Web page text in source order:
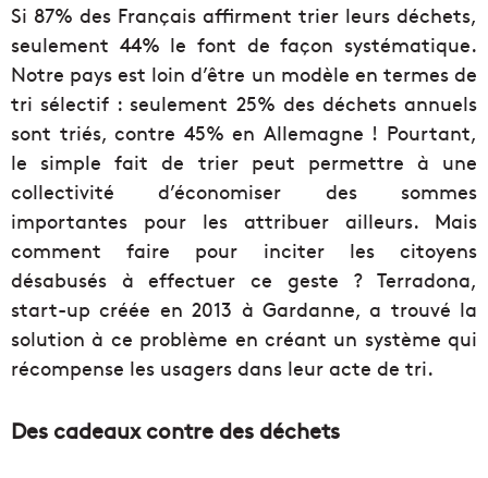
Si 87% des Français affirment trier leurs déchets,
seulement 44% le font de façon systématique.
Notre pays est loin d’être un modèle en termes de
tri sélectif : seulement 25% des déchets annuels
sont triés, contre 45% en Allemagne ! Pourtant,
le simple fait de trier peut permettre à une
collectivité d’économiser des sommes
importantes pour les attribuer ailleurs. Mais
comment faire pour inciter les citoyens
désabusés à effectuer ce geste ? Terradona,
start-up créée en 2013 à Gardanne, a trouvé la
solution à ce problème en créant un système qui
récompense les usagers dans leur acte de tri.
Des cadeaux contre des déchets